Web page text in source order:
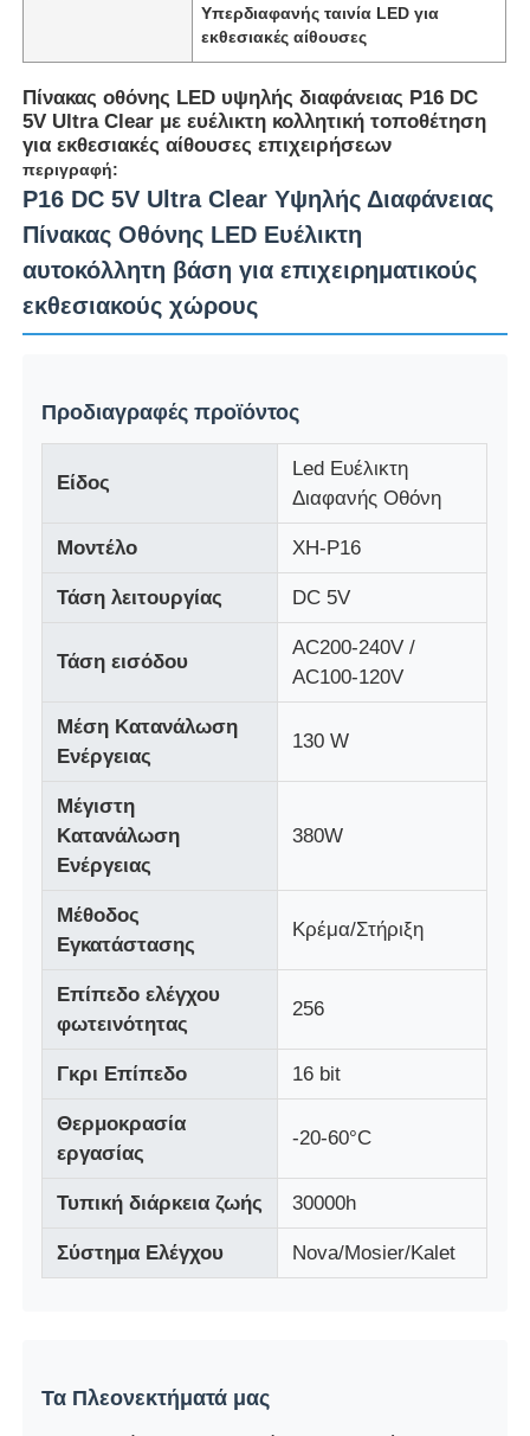
Προϊόντα
Γύρος εργοστασίων
Επικοινωνήστε μαζί μας
Ειδήσεις
Όλες οι περιπτώσεις
Ζητήστε μια προσφορά
LED διαφανής οθόνη φιλμ
Διαφανής οθόνη LED
Οθόνη LED που πετάει με drone
Ολογραφική οθόνη LED
Υπερδιαφανής ταινία LED για
εκθεσιακές αίθουσες
Πίνακας οθόνης LED υψηλής διαφάνειας P16 DC
5V Ultra Clear με ευέλικτη κολλητική τοποθέτηση
για εκθεσιακές αίθουσες επιχειρήσεων
περιγραφή:
P16 DC 5V Ultra Clear Υψηλής Διαφάνειας
Πίνακας Οθόνης LED Ευέλικτη
αυτοκόλλητη βάση για επιχειρηματικούς
εκθεσιακούς χώρους
Προδιαγραφές προϊόντος
Είδος
Led Ευέλικτη
Διαφανής Οθόνη
Μοντέλο XH-P16
Τάση λειτουργίας DC 5V
Τάση εισόδου
AC200-240V /
AC100-120V
Μέση Κατανάλωση
Ενέργειας
130 W
Μέγιστη
Κατανάλωση
Ενέργειας
380W
Μέθοδος
Εγκατάστασης
Κρέμα/Στήριξη
Επίπεδο ελέγχου
φωτεινότητας
256
Γκρι Επίπεδο 16 bit
Θερμοκρασία
εργασίας
-20-60°C
Τυπική διάρκεια ζωής 30000h
Σύστημα Ελέγχου Nova/Mosier/Kalet
Τα Πλεονεκτήματά μας